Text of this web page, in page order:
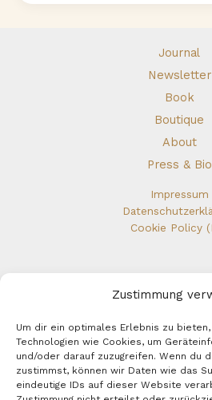
Zustimmung
Um dir ein optimales Erlebnis zu
Technologien wie Cookies, um
und/oder darauf zuzugreifen. Wenn du
zustimmst, können wir Daten wie das
eindeutige IDs auf dieser Website
Journal
Newsletter
Book
Boutique
About
Press & Bio
Impressum
Cookie Policy